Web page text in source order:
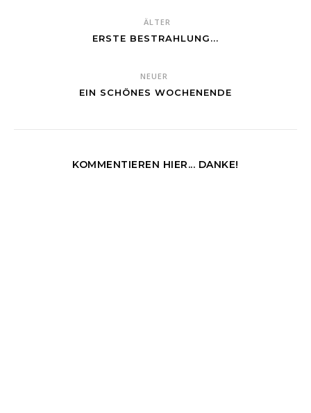
ÄLTER
ERSTE BESTRAHLUNG...
NEUER
EIN SCHÖNES WOCHENENDE
KOMMENTIEREN HIER... DANKE!